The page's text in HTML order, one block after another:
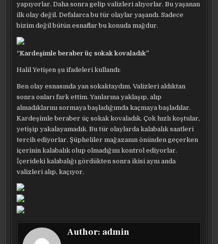
yapıyorlar. Daha sonra gelip valizleri alıyorlar. Bu yaşanan
ilk olay değil. Defalarca bu tür olaylar yaşandı. Sadece
bizim değil bütün esnaflar bu konuda mağdur.
“Kardeşimle beraber üç sokak kovaladık”
Halil Yetişen şu ifadeleri kullandı:
Ben olay esnasında yan sokaktaydım. Valizleri aldıktan
sonra onları fark ettim. Yanlarına yaklaşıp, alıp
almadıklarını sormaya başladığımda kaçmaya başladılar.
Kardeşimle beraber üç sokak kovaladık. Çok hızlı koştular,
yetişip yakalayamadık. Bu tür olaylarda kalabalık saatleri
tercih ediyorlar. Şüpheliler mağazanın önünden geçerken
içerinin kalabalık olup olmadığını kontrol ediyorlar.
İçerideki kalabalığı gördükten sonra ikisi aynı anda
valizleri alıp, kaçıyor.
Author: admin